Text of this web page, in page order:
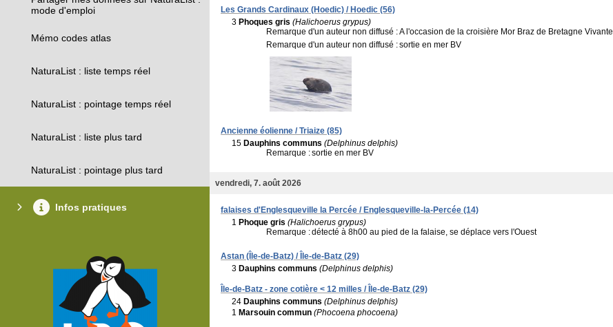
mode d'emploi
Mémo codes atlas
NaturaList : liste temps réel
NaturaList : pointage temps réel
NaturaList : liste plus tard
NaturaList : pointage plus tard
Infos pratiques
Les Grands Cardinaux (Hoedic) / Hoedic (56)
3 Phoques gris (Halichoerus grypus)
Remarque d'un auteur non diffusé :A l'occasion de la croisière Mor Braz de Bretagne Vivante.
Remarque d'un auteur non diffusé :sortie en mer BV
Ancienne éolienne / Triaize (85)
15 Dauphins communs (Delphinus delphis)
Remarque :sortie en mer BV
vendredi, 7. août 2026
falaises d'Englesqueville la Percée / Englesqueville-la-Percée (14)
1 Phoque gris (Halichoerus grypus)
Remarque :détecté à 8h00 au pied de la falaise, se déplace vers l'Ouest
Astan (Île-de-Batz) / Île-de-Batz (29)
3 Dauphins communs (Delphinus delphis)
Île-de-Batz - zone cotière < 12 milles / Île-de-Batz (29)
24 Dauphins communs (Delphinus delphis)
1 Marsouin commun (Phocoena phocoena)